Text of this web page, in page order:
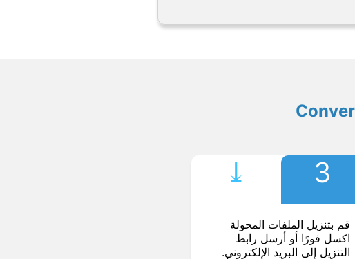
3
⤓︎
قم بتنزيل الملفات المحولة
اكسل فورًا أو أرسل رابط
التنزيل إلى البريد الإلكتروني.